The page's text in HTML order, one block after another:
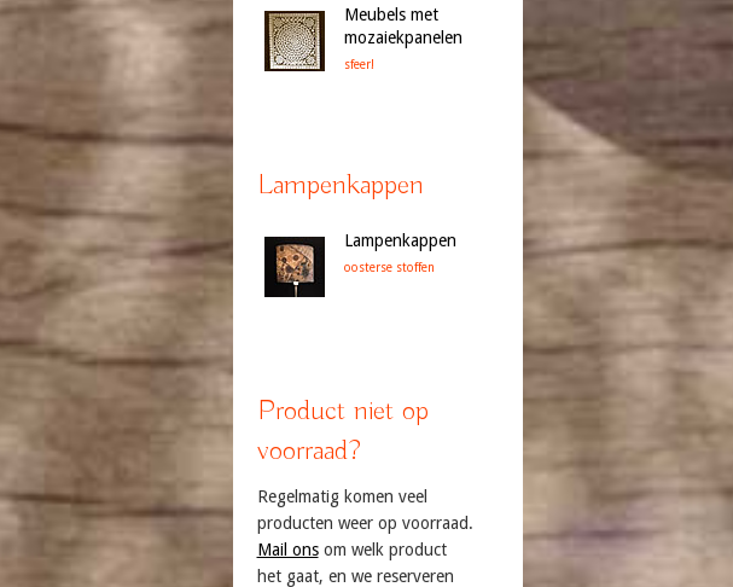
Meubels met
mozaiekpanelen
sfeer!
Lampenkappen
Lampenkappen
oosterse stoffen
Product niet op
voorraad?
Regelmatig komen veel
producten weer op voorraad.
Mail onsom welk product
het gaat, en we reserveren